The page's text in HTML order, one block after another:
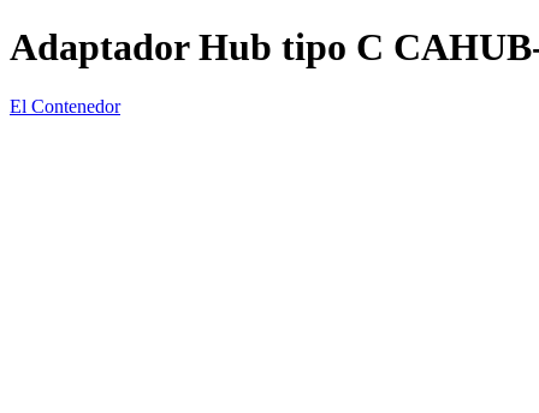
Adaptador Hub tipo C
El Contenedor